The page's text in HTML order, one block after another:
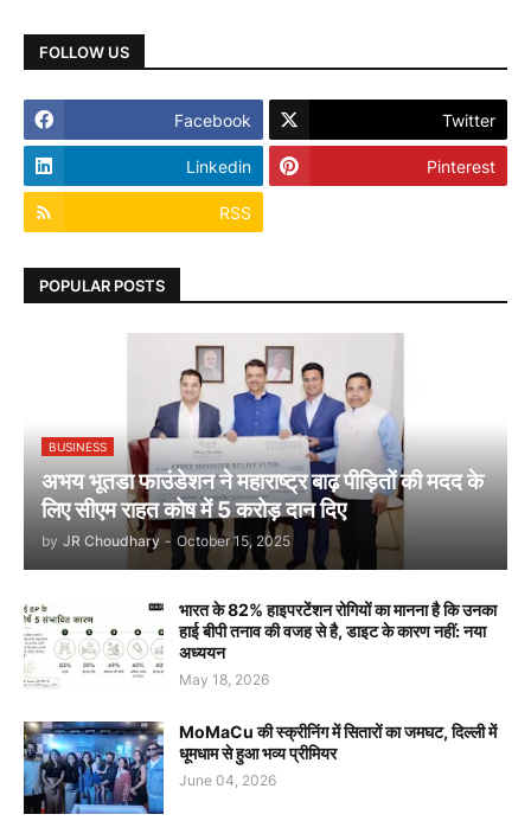
FOLLOW US
Facebook Twitter
Linkedin Pinterest
RSS
POPULAR POSTS
BUSINESS
अभय भूतडा फाउंडेशन ने महाराष्ट्र बाढ़ पीड़ितों की मदद के
लिए सीएम राहत कोष में 5 करोड़ दान दिए
by JR Choudhary - October 15, 2025
भारत के 82% हाइपरटेंशन रोगियों का मानना है कि उनका
हाई बीपी तनाव की वजह से है, डाइट के कारण नहीं: नया
अध्ययन
May 18, 2026
MoMaCu की स्क्रीनिंग में सितारों का जमघट, दिल्ली में
धूमधाम से हुआ भव्य प्रीमियर
June 04, 2026